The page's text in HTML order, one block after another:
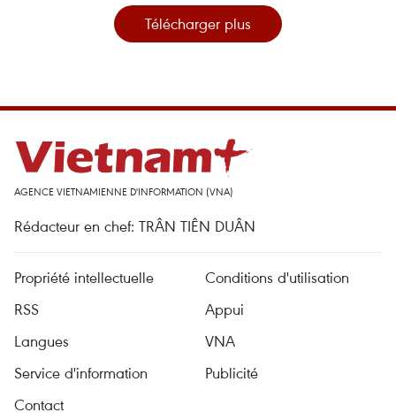
Télécharger plus
AGENCE VIETNAMIENNE D'INFORMATION (VNA)
Rédacteur en chef: TRÂN TIÊN DUÂN
Propriété intellectuelle
Conditions d'utilisation
RSS
Appui
Langues
VNA
Service d'information
Publicité
Contact